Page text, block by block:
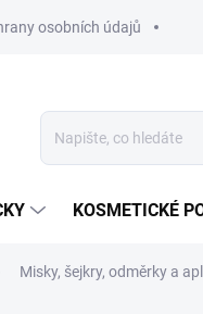
osobních údajů
KOSMETICKÉ
Misky, šejkry, odměrky a